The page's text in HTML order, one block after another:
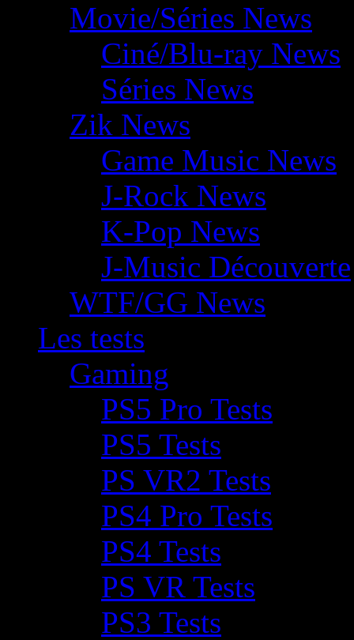
Movie/Séries News
Ciné/Blu-ray News
Séries News
Zik News
Game Music News
J-Rock News
K-Pop News
J-Music Découverte
WTF/GG News
Les tests
Gaming
PS5 Pro Tests
PS5 Tests
PS VR2 Tests
PS4 Pro Tests
PS4 Tests
PS VR Tests
PS3 Tests